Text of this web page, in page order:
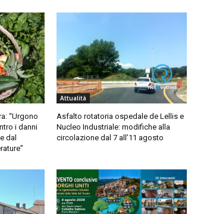
“Urgono
i danni
dal
Attualità
Asfalto rotatoria ospedale de Lellis e
Nucleo Industriale: modifiche alla
circolazione dal 7 all’11 agosto